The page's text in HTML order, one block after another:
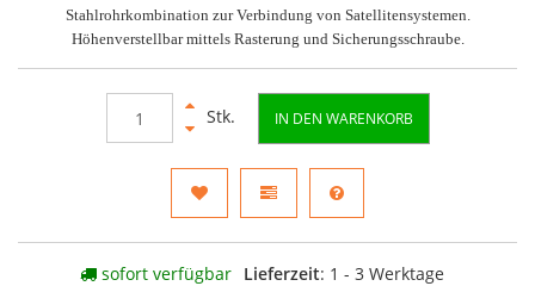
Stahlrohrkombination zur Verbindung von Satellitensystemen.
Höhenverstellbar mittels Rasterung und Sicherungsschraube.
Stk. IN DEN WARENKORB
sofort verfügbar Lieferzeit: 1 - 3 Werktage